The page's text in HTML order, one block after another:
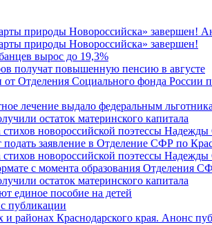
природы Новороссийска» завершен!
природы Новороссийска» завершен!
вырос до 19,3%
получат повышенную пенсию в августе
Отделения Социального фонда России
лечение выдало федеральным
остаток материнского капитала
новороссийской поэтессы
подать заявление в Отделение СФР по
новороссийской поэтессы
с момента образования Отделения
остаток материнского капитала
единое пособие на детей
публикации
и районах Краснодарского края. Анонс